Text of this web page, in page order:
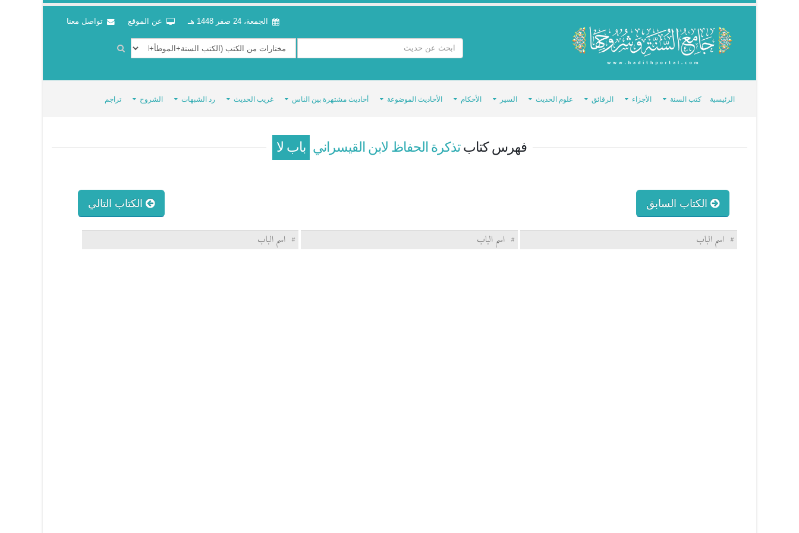
الجمعة، 24 صفر 1448 هـ عن الموقع تواصل معنا
الرئيسية كتب السنة الأجزاء الرقائق علوم الحديث السير الأحكام الأحاديث الموضوعة أحاديث مشتهرة بين الناس غريب الحديث رد الشبهات الشروح تراجم
فهرس كتابتذكرة الحفاظ لابن القيسراني باب لا
الكتاب السابق الكتاب التالي
# اسم الباب # اسم الباب # اسم الباب